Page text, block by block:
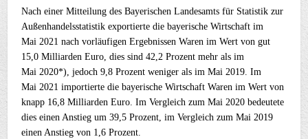
Nach einer Mitteilung des Bayerischen Landesamts für Statistik zur
Außenhandelsstatistik exportierte die bayerische Wirtschaft im
Mai 2021 nach vorläufigen Ergebnissen Waren im Wert von gut
15,0 Milliarden Euro, dies sind 42,2 Prozent mehr als im
Mai 2020*), jedoch 9,8 Prozent weniger als im Mai 2019. Im
Mai 2021 importierte die bayerische Wirtschaft Waren im Wert von
knapp 16,8 Milliarden Euro. Im Vergleich zum Mai 2020 bedeutete
dies einen Anstieg um 39,5 Prozent, im Vergleich zum Mai 2019
einen Anstieg von 1,6 Prozent.